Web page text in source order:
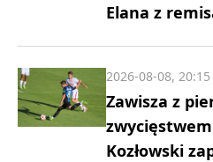
Elana z
Zawisza z
Kozłowski
2026-08-08, 20:15